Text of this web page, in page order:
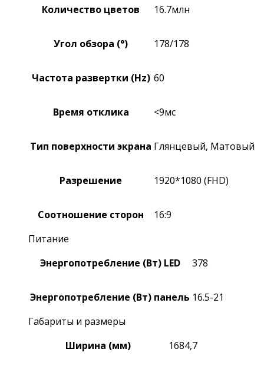
Количество цветов 16.7млн
Угол обзора (°) 178/178
Частота развертки (Hz) 60
Время отклика <9мс
Тип поверхности экрана Глянцевый, Матовый
Разрешение 1920*1080 (FHD)
Соотношение сторон
16:9
Питание
Энергопотребление (Вт) LED
378
Энергопотребление (Вт) панель 16.5-21
Габариты и размеры
Ширина (мм)
1684,7